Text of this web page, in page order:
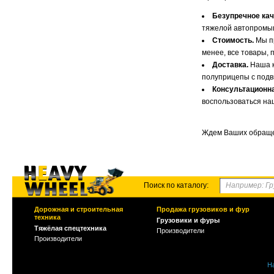
Безупречное
тяжелой
Стоимость. Мы
менее, все товары,
Доставка. Наша
полуприцепы с
воспользоваться
Ждем Ваших
Поиск по каталогу:
Дорожная и строительная
техника
Тяжёлая спецтехника
Производители
Продажа грузовиков и фур
Грузовики и фуры
Производители